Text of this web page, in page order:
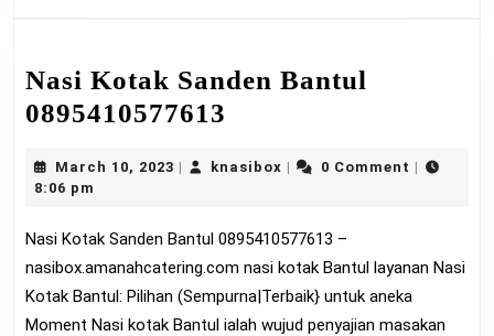
Nasi Kotak Sanden Bantul
0895410577613
Sanden
0895410577613
March 10, 2023 March
| knasiboxknasibox
| 0 Comment |
8:06 pm
Nasi Kotak Sanden Bantul 0895410577613 –
nasibox.amanahcatering.com nasi kotak Bantul layanan Nasi
Kotak Bantul: Pilihan (Sempurna|Terbaik} untuk aneka
Moment Nasi kotak Bantul ialah wujud penyajian masakan